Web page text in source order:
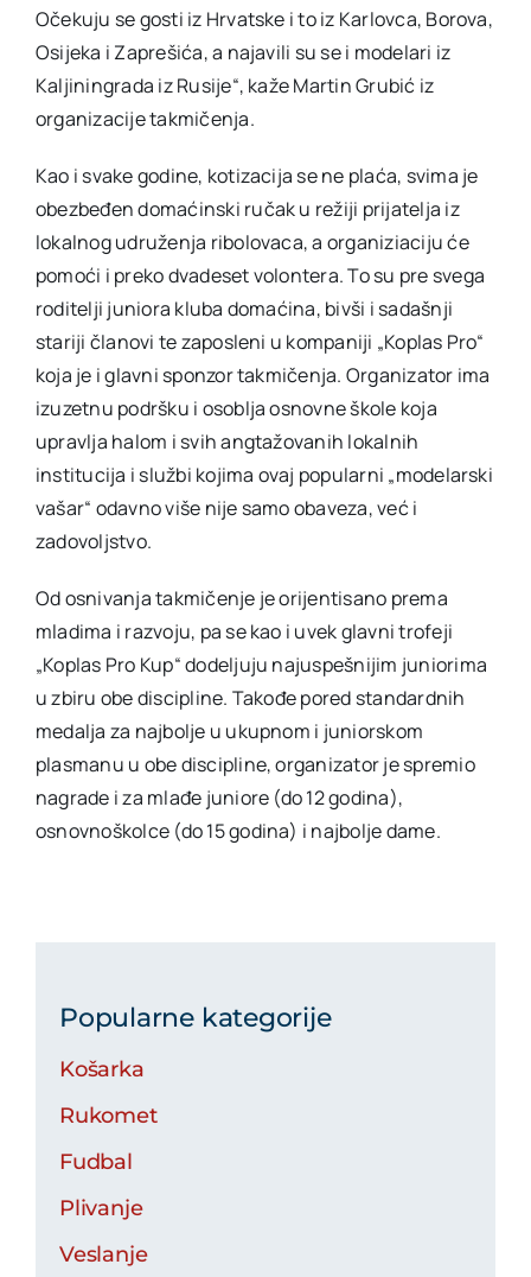
Očekuju se gosti iz Hrvatske i to iz Karlovca, Borova,
Osijeka i Zaprešića, a najavili su se i modelari iz
Kaljiningrada iz Rusije“, kaže Martin Grubić iz
organizacije takmičenja.
Kao i svake godine, kotizacija se ne plaća, svima je
obezbeđen domaćinski ručak u režiji prijatelja iz
lokalnog udruženja ribolovaca, a organiziaciju će
pomoći i preko dvadeset volontera. To su pre svega
roditelji juniora kluba domaćina, bivši i sadašnji
stariji članovi te zaposleni u kompaniji „Koplas Pro“
koja je i glavni sponzor takmičenja. Organizator ima
izuzetnu podršku i osoblja osnovne škole koja
upravlja halom i svih angtažovanih lokalnih
institucija i službi kojima ovaj popularni „modelarski
vašar“ odavno više nije samo obaveza, već i
zadovoljstvo.
Od osnivanja takmičenje je orijentisano prema
mladima i razvoju, pa se kao i uvek glavni trofeji
„Koplas Pro Kup“ dodeljuju najuspešnijim juniorima
u zbiru obe discipline. Takođe pored standardnih
medalja za najbolje u ukupnom i juniorskom
plasmanu u obe discipline, organizator je spremio
nagrade i za mlađe juniore (do 12 godina),
osnovnoškolce (do 15 godina) i najbolje dame.
Popularne kategorije
Košarka
Rukomet
Fudbal
Plivanje
Veslanje